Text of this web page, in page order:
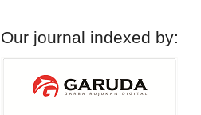
Our journal indexed by: